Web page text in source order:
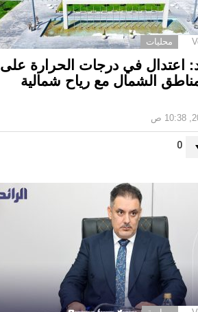
محليات
اعتدال في درجات الحرارة على
الشمال مع رياح شمالية
ص
0